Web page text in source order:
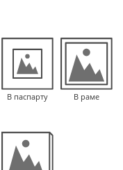
В паспарту В раме